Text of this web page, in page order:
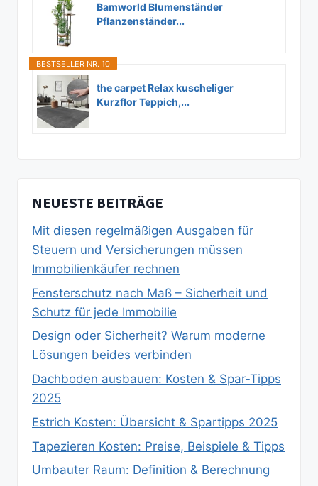
Bamworld Blumenständer
Pflanzenständer...
BESTSELLER NR. 10
the carpet Relax kuscheliger
Kurzflor Teppich,...
NEUESTE BEITRÄGE
Mit diesen regelmäßigen Ausgaben für
Steuern und Versicherungen müssen
Immobilienkäufer rechnen
Fensterschutz nach Maß – Sicherheit und
Schutz für jede Immobilie
Design oder Sicherheit? Warum moderne
Lösungen beides verbinden
Dachboden ausbauen: Kosten & Spar‑Tipps
2025
Estrich Kosten: Übersicht & Spartipps 2025
Tapezieren Kosten: Preise, Beispiele & Tipps
Umbauter Raum: Definition & Berechnung